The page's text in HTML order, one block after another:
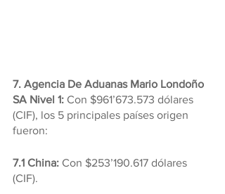
7. Agencia De Aduanas Mario Londoño
SA Nivel 1: Con $961’673.573 dólares
(CIF), los 5 principales países origen
fueron:
7.1 China: Con $253’190.617 dólares
(CIF).